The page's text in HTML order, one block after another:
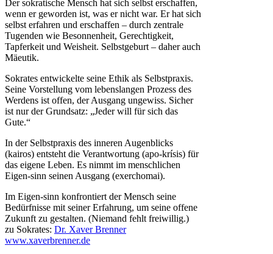
Der sokratische Mensch hat sich selbst erschaffen,
wenn er geworden ist, was er nicht war. Er hat sich
selbst erfahren und erschaffen – durch zentrale
Tugenden wie Besonnenheit, Gerechtigkeit,
Tapferkeit und Weisheit. Selbstgeburt – daher auch
Mäeutik.
Sokrates entwickelte seine Ethik als Selbstpraxis.
Seine Vorstellung vom lebenslangen Prozess des
Werdens ist offen, der Ausgang ungewiss. Sicher
ist nur der Grundsatz: „Jeder will für sich das
Gute.“
In der Selbstpraxis des inneren Augenblicks
(kairos) entsteht die Verantwortung (apo-krísis) für
das eigene Leben. Es nimmt im menschlichen
Eigen-sinn seinen Ausgang (exerchomai).
Im Eigen-sinn konfrontiert der Mensch seine
Bedürfnisse mit seiner Erfahrung, um seine offene
Zukunft zu gestalten. (Niemand fehlt freiwillig.)
zu Sokrates: Dr. Xaver Brenner
www.xaverbrenner.de